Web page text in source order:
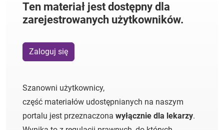
Ten materiał jest dostępny dla
zarejestrowanych użytkowników.
Zaloguj się
Szanowni użytkownicy,
część materiałów udostępnianych na naszym
portalu jest przeznaczona wyłącznie dla lekarzy.